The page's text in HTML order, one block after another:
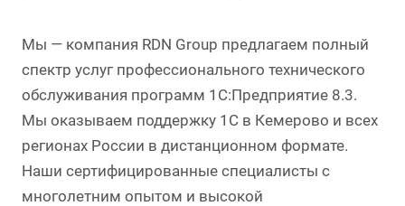
Мы — компания RDN Group предлагаем полный
спектр услуг профессионального технического
обслуживания программ 1С:Предприятие 8.3.
Мы оказываем поддержку 1С в Кемерово и всех
регионах России в дистанционном формате.
Наши сертифицированные специалисты с
многолетним опытом и высокой